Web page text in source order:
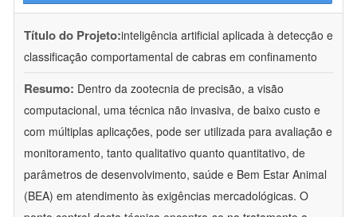
Título do Projeto:inteligência artificial aplicada à detecção e
classificação comportamental de cabras em confinamento
Resumo: Dentro da zootecnia de precisão, a visão
computacional, uma técnica não invasiva, de baixo custo e
com múltiplas aplicações, pode ser utilizada para avaliação e
monitoramento, tanto qualitativo quanto quantitativo, de
parâmetros de desenvolvimento, saúde e Bem Estar Animal
(BEA) em atendimento às exigências mercadológicas. O